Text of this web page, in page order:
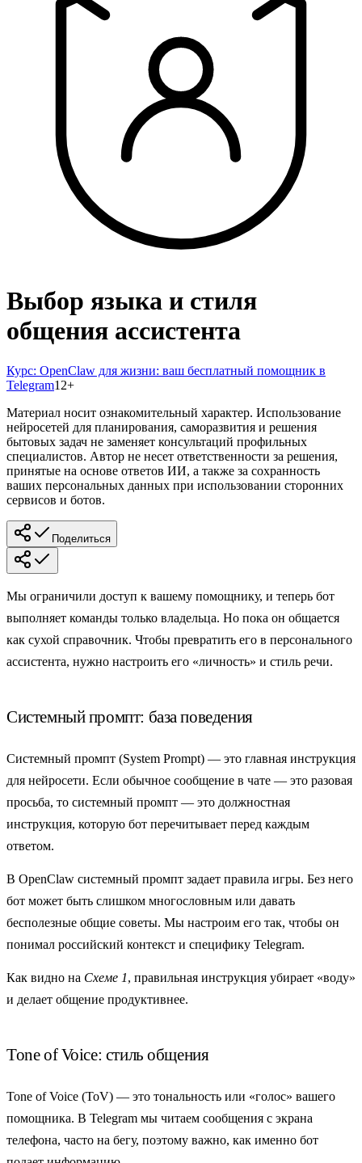
Выбор языка и стиля
общения ассистента
Курс: OpenClaw для жизни: ваш бесплатный помощник в
Telegram12+
Материал носит ознакомительный характер. Использование
нейросетей для планирования, саморазвития и решения
бытовых задач не заменяет консультаций профильных
специалистов. Автор не несет ответственности за решения,
принятые на основе ответов ИИ, а также за сохранность
ваших персональных данных при использовании сторонних
сервисов и ботов.
Поделиться
Мы ограничили доступ к вашему помощнику, и теперь бот
выполняет команды только владельца. Но пока он общается
как сухой справочник. Чтобы превратить его в персонального
ассистента, нужно настроить его «личность» и стиль речи.
Системный промпт: база поведения
Системный промпт (System Prompt) — это главная инструкция
для нейросети. Если обычное сообщение в чате — это разовая
просьба, то системный промпт — это должностная
инструкция, которую бот перечитывает перед каждым
ответом.
В OpenClaw системный промпт задает правила игры. Без него
бот может быть слишком многословным или давать
бесполезные общие советы. Мы настроим его так, чтобы он
понимал российский контекст и специфику Telegram.
Как видно на Схеме 1, правильная инструкция убирает «воду»
и делает общение продуктивнее.
Tone of Voice: стиль общения
Tone of Voice (ToV) — это тональность или «голос» вашего
помощника. В Telegram мы читаем сообщения с экрана
телефона, часто на бегу, поэтому важно, как именно бот